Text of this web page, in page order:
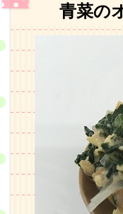
青菜の